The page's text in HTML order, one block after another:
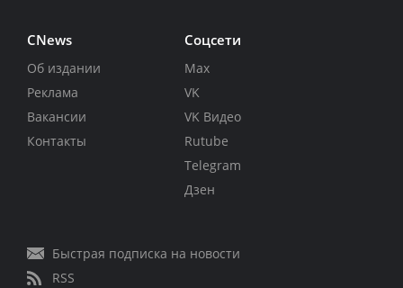
CNews
Об издании
Реклама
Вакансии
Контакты
Соцсети
Max
VK
VK Видео
Rutube
Telegram
Дзен
Быстрая подписка на новости
RSS